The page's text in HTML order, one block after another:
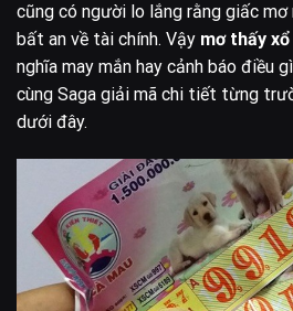
cũng có người lo lắng rằng giấc
bất an về tài chính. Vậy mơ thấy
nghĩa may mắn hay cảnh báo điều
cùng Saga giải mã chi tiết từng
dưới đây.